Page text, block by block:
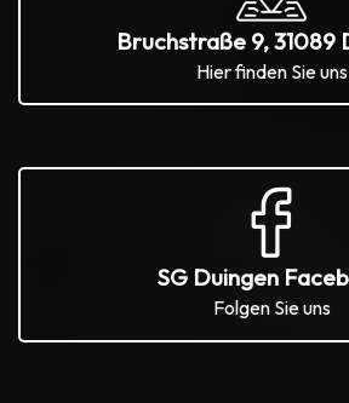
Bruchstraße 9, 31089
Hier finden Sie uns
SG Duingen
Folgen Sie uns